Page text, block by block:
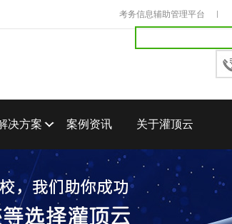
考务信息辅助管理平台
决方案 案例资讯 关于灌顶云